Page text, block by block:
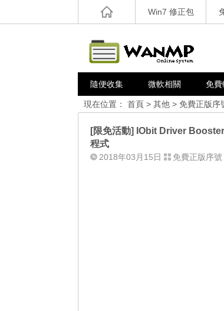
Win7 修正包
隨便收集 微軟相關 免費
現在位置： 首頁 > 其他 > 免費正版序
[限免活動] IObit Driver
程式
2018年03月15日 免費正版序號